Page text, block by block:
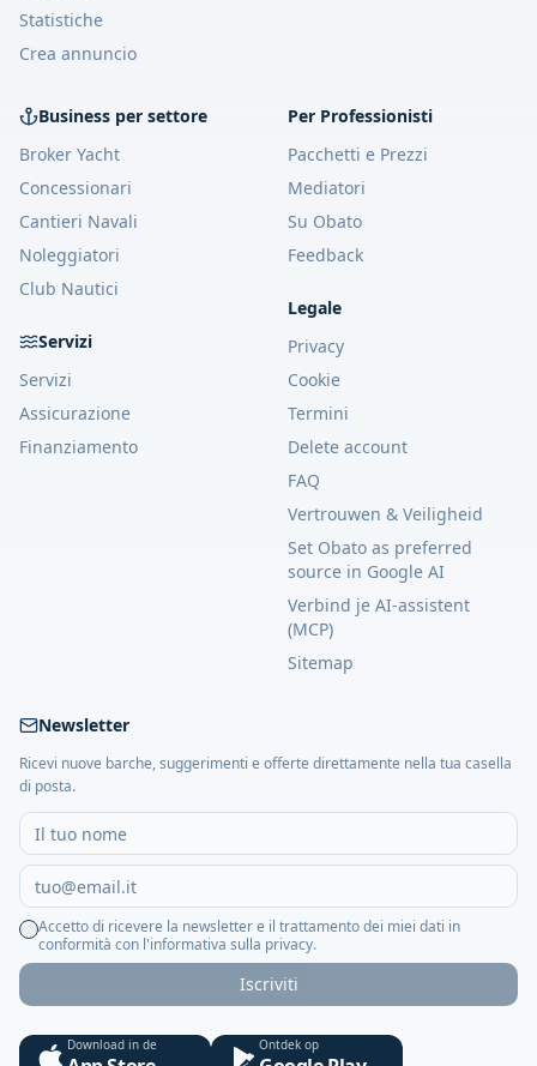
Statistiche
Crea annuncio
Business per settore
Broker Yacht
Concessionari
Cantieri Navali
Noleggiatori
Club Nautici
Servizi
Servizi
Assicurazione
Finanziamento
Per Professionisti
Pacchetti e Prezzi
Mediatori
Su Obato
Feedback
Legale
Privacy
Cookie
Termini
Delete account
FAQ
Vertrouwen & Veiligheid
Set Obato as preferred
source in Google AI
Verbind je AI-assistent
(MCP)
Sitemap
Newsletter
Ricevi nuove barche, suggerimenti e offerte direttamente nella tua casella
di posta.
Accetto di ricevere la newsletter e il trattamento dei miei dati in
conformità con l'informativa sulla privacy.
Iscriviti
Download in de Ontdek op